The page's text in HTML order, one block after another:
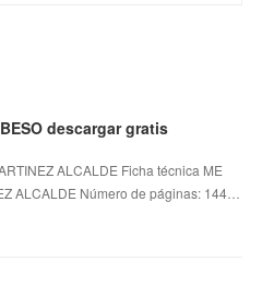
descargar gratis
ALCALDE Ficha técnica ME
ALCALDE Número de páginas: 144…